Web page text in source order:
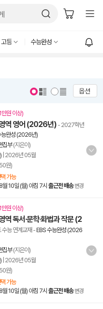
등 수능완성
옵션
만원 이상)
역 영어 (2026년) - 2027학년
능완성 (2026년)
집부(지은이)
2026년 05월
원)
가능
8월 10일 (월) 아침 7시 출근전 배송 변경
만원 이상)
역 독서·문학·화법과 작문 (2
능 연계교재 -EBS 수능완성 (2026
집부(지은이)
2026년 05월
원)
가능
8월 10일 (월) 아침 7시 출근전 배송 변경